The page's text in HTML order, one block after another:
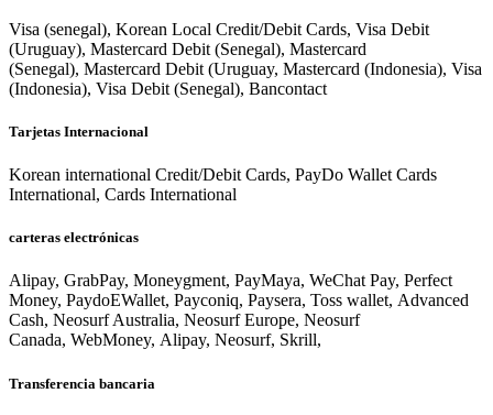
Visa (senegal), Korean Local Credit/Debit Cards, Visa Debit
(Uruguay), Mastercard Debit (Senegal), Mastercard
(Senegal), Mastercard Debit (Uruguay, Mastercard (Indonesia), Visa
(Indonesia), Visa Debit (Senegal), Bancontact
Tarjetas Internacional
Korean international Credit/Debit Cards, PayDo Wallet Cards
International, Cards International
carteras electrónicas
Alipay, GrabPay, Moneygment, PayMaya, WeChat Pay, Perfect
Money, PaydoEWallet, Payconiq, Paysera, Toss wallet, Advanced
Cash, Neosurf Australia, Neosurf Europe, Neosurf
Canada, WebMoney, Alipay, Neosurf, Skrill,
Transferencia bancaria